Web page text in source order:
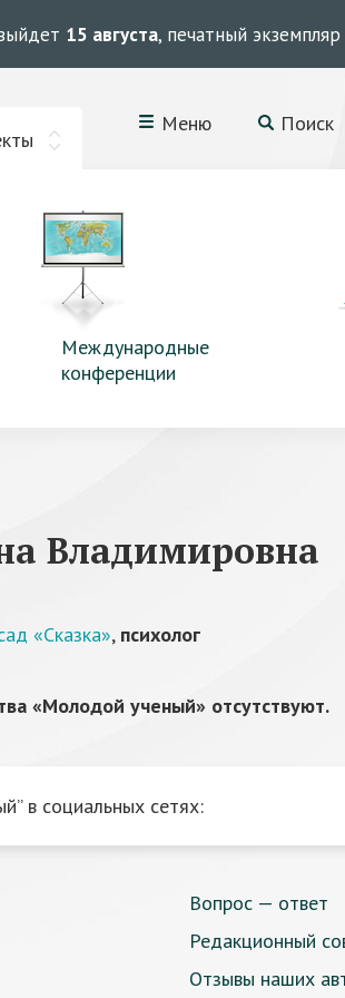
15 августа, печатный
Меню Поиск
Международные
конференции
Владимировна
«Сказка», психолог
«Молодой ученый» отсутствуют.
в социальных сетях:
Вопрос — ответ
Редакционный
Отзывы наших